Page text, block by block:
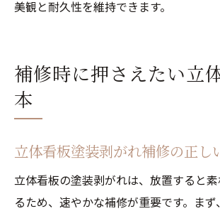
美観と耐久性を維持できます。
補修時に押さえたい立
本
立体看板塗装剥がれ補修の正し
立体看板の塗装剥がれは、放置すると
るため、速やかな補修が重要です。ま